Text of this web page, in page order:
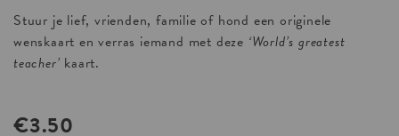
Stuur je lief, vrienden, familie of hond een originele
wenskaart en verras iemand met deze ‘World’s greatest
teacher’ kaart.
€3.50